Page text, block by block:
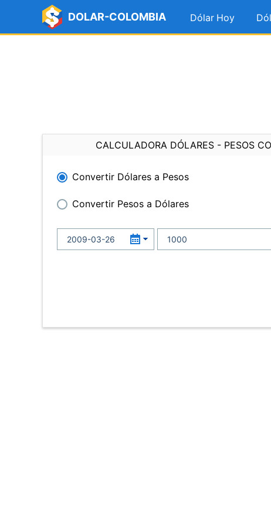
DOLAR-COLOMBIA Dólar Hoy
CALCULADORA DÓLARES - PESOS
Convertir Dólares a Pesos
Convertir Pesos a Dólares